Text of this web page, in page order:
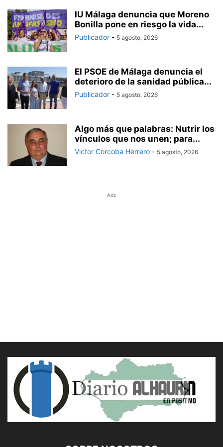
IU Málaga denuncia que Moreno
Bonilla pone en riesgo la vida...
Publicador - 5 agosto, 2026
El PSOE de Málaga denuncia el
deterioro de la sanidad pública...
Publicador - 5 agosto, 2026
Algo más que palabras: Nutrir los
vínculos que nos unen; para...
Victor Corcoba Herrero - 5 agosto, 2026
Ads